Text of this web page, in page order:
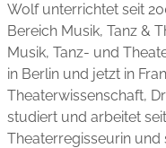
Wolf unterrichtet seit
Bereich Musik, Tanz &
Musik, Tanz- und
in Berlin und jetzt in
Theater­wissenschaft,
studiert und arbeitet
Theaterregisseurin und